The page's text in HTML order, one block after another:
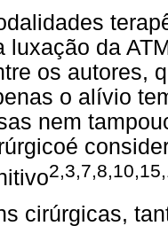
luxação da
os autores,
o alívio
nem
cirúrgicas,